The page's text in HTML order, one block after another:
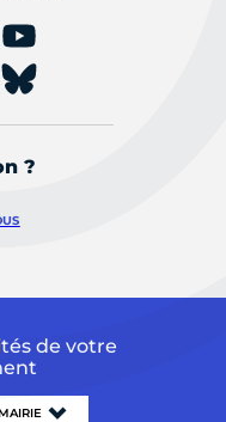
?
de votre